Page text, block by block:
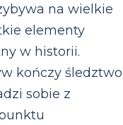
na wielkie
elementy
w historii.
kończy
sobie z